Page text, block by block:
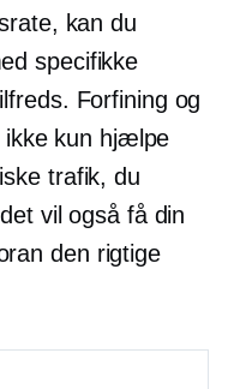
kan du
specifikke
Forfining og
ikke kun hjælpe
trafik, du
vil også få din
den rigtige